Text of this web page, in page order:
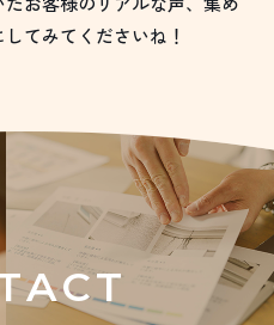
てみてくださいね！